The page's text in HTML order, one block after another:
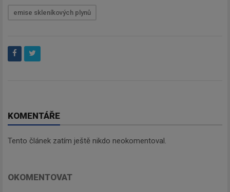
emise skleníkových plynů
KOMENTÁŘE
Tento článek zatím ještě nikdo neokomentoval.
OKOMENTOVAT